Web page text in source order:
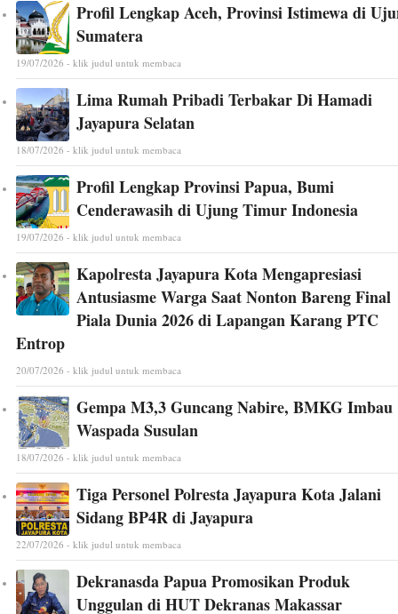
Profil Lengkap Aceh, Provinsi Istimewa di
Sumatera
19/07/2026 - klik judul untuk membaca
Lima Rumah Pribadi Terbakar Di Hamadi
Jayapura Selatan
18/07/2026 - klik judul untuk membaca
Profil Lengkap Provinsi Papua, Bumi
Cenderawasih di Ujung Timur Indonesia
19/07/2026 - klik judul untuk membaca
Kapolresta Jayapura Kota Mengapresiasi
Antusiasme Warga Saat Nonton Bareng Final
Piala Dunia 2026 di Lapangan Karang PTC
Entrop
20/07/2026 - klik judul untuk membaca
Gempa M3,3 Guncang Nabire, BMKG Imbau
Waspada Susulan
18/07/2026 - klik judul untuk membaca
Tiga Personel Polresta Jayapura Kota Jalani
Sidang BP4R di Jayapura
22/07/2026 - klik judul untuk membaca
Dekranasda Papua Promosikan Produk
Unggulan di HUT Dekranas Makassar